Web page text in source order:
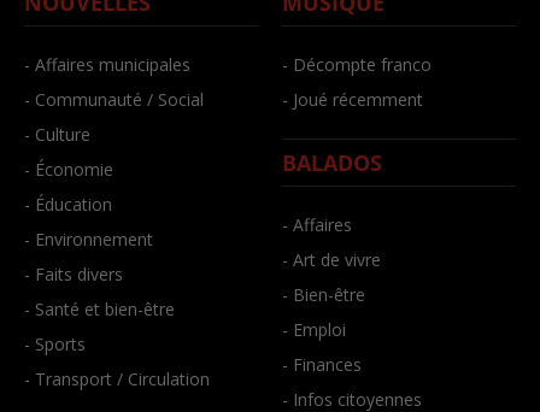
- Affaires municipales
- Communauté / Social
- Culture
- Économie
- Éducation
- Environnement
- Faits divers
- Santé et bien-être
- Sports
- Transport / Circulation
- Décompte franco
- Joué récemment
BALADOS
- Affaires
- Art de vivre
- Bien-être
- Emploi
- Finances
- Infos citoyennes